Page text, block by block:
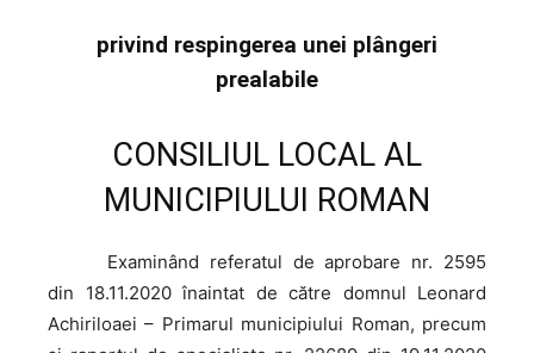
privind respingerea unei plângeri
prealabile
CONSILIUL LOCAL AL
MUNICIPIULUI ROMAN
Examinând referatul de aprobare nr. 2595
din 18.11.2020 înaintat de către domnul Leonard
Achiriloaei – Primarul municipiului Roman, precum